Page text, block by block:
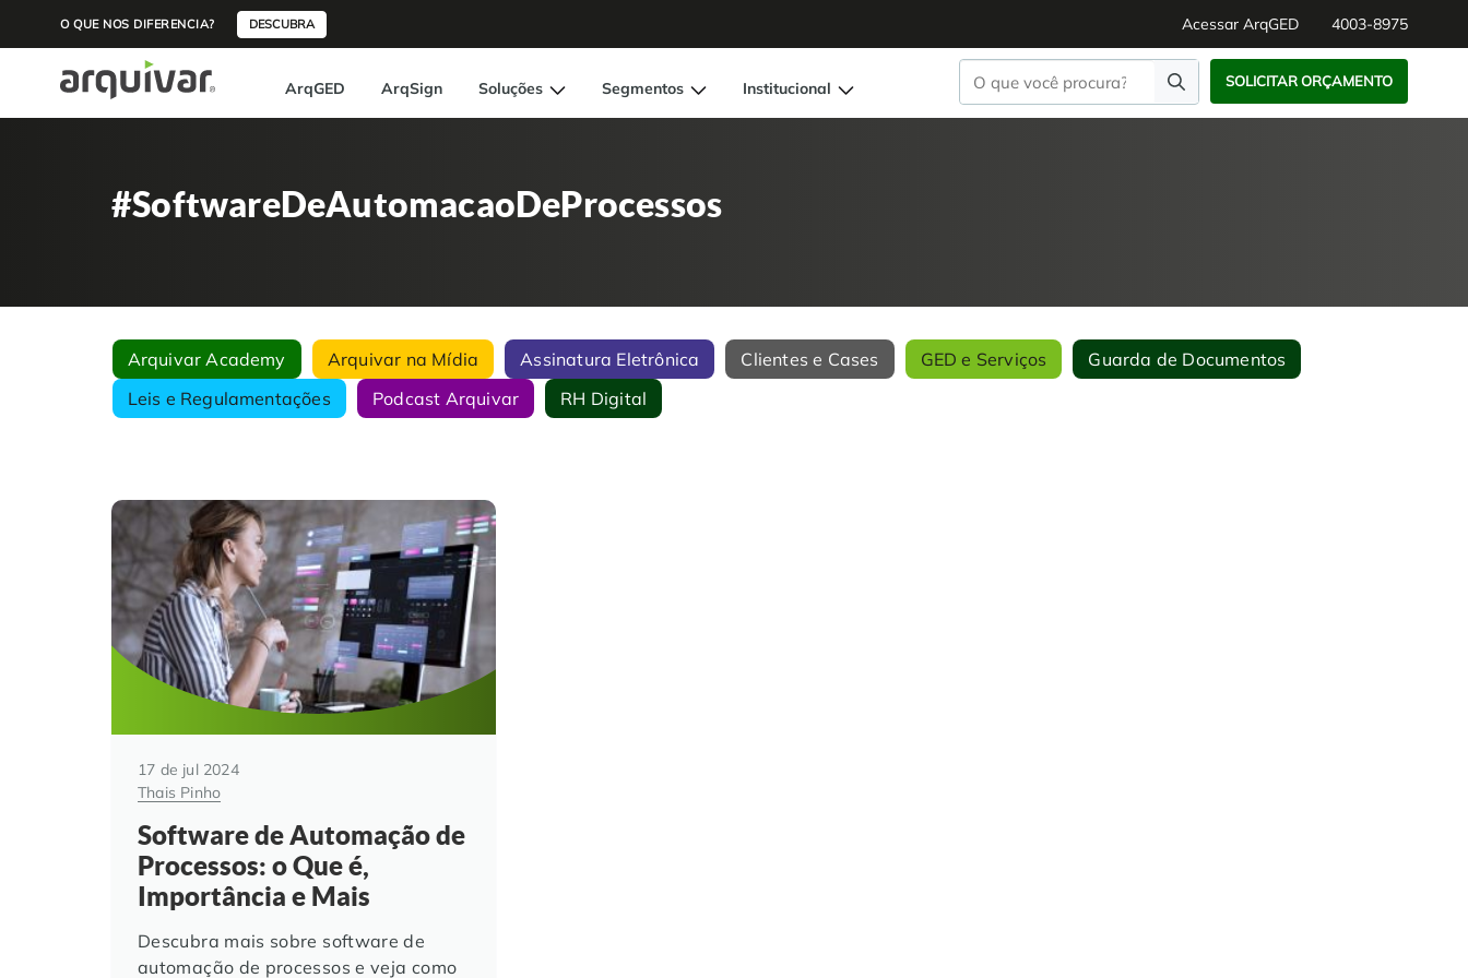
O QUE NOS DIFERENCIA? DESCUBRA Acessar ArqGED 4003-8975
ArqGED ArqSign Soluções Segmentos Institucional SOLICITAR ORÇAMENTO
#SoftwareDeAutomacaoDeProcessos
Arquivar Academy Arquivar na Mídia Assinatura Eletrônica Clientes e Cases GED e Serviços
Guarda de Documentos
Leis e Regulamentações
Podcast Arquivar RH Digital
17 de jul 2024
Thais Pinho
Software de Automação de
Processos: o Que é,
Importância e Mais
Descubra mais sobre software de
automação de processos e veja como